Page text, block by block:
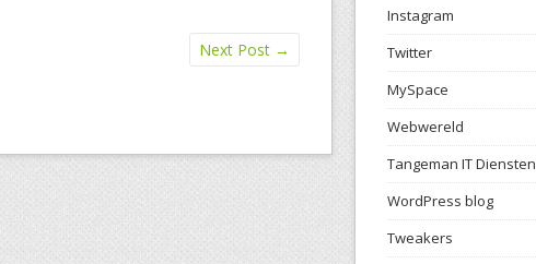
Next Post →
Instagram
Twitter
MySpace
Webwereld
Tangeman IT Diensten
WordPress blog
Tweakers